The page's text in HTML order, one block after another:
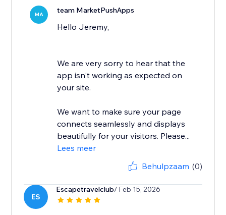
MA team MarketPushApps
Hello Jeremy,
We are very sorry to hear that the
app isn't working as expected on
your site.
We want to make sure your page
connects seamlessly and displays
beautifully for your visitors. Please...
Lees meer
Behulpzaam (0)
ES
Escapetravelclub/ Feb 15, 2026